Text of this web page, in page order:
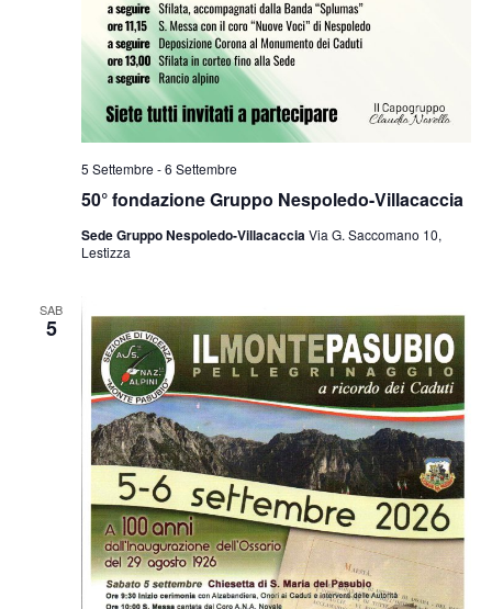
50° fondazione Gruppo Nespoledo-Villacaccia
5 Settembre -6 Settembre
Sede Gruppo Nespoledo-VillacacciaVia G. Saccomano 10,
Lestizza
SAB
5